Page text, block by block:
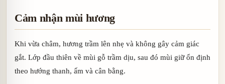
Cảm nhận mùi hương
Khi vừa châm, hương trầm lên nhẹ và không gây cảm giác
gắt. Lớp đầu thiên về mùi gỗ trầm dịu, sau đó mùi giữ ổn định
theo hướng thanh, ấm và cân bằng.